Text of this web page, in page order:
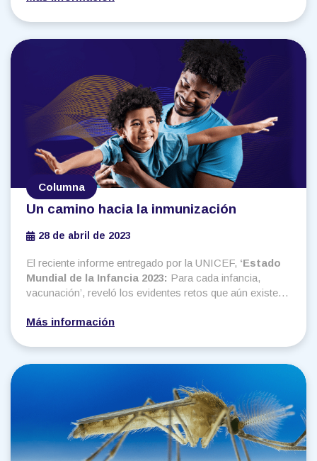
Columna
Un camino hacia la inmunización
28 de abril de 2023
El reciente informe entregado por la UNICEF, ‘Estado
Mundial de la Infancia 2023: Para cada infancia,
vacunación’, reveló los evidentes retos que aún existen
poblaciones. Con la cifra de 67 millones de niños que no
toda razón, para emprender acciones verdaderamente
efectivas para combatir la problemática.
Más información